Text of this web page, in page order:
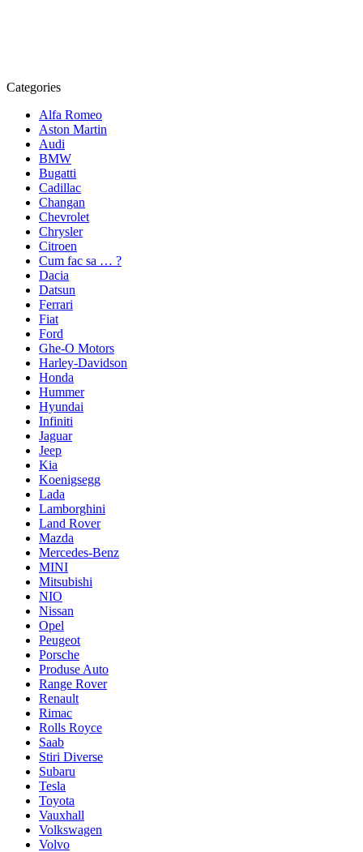
Categories
Alfa Romeo
Aston Martin
Audi
BMW
Bugatti
Cadillac
Changan
Chevrolet
Chrysler
Citroen
Cum fac sa … ?
Dacia
Datsun
Ferrari
Fiat
Ford
Ghe-O Motors
Harley-Davidson
Honda
Hummer
Hyundai
Infiniti
Jaguar
Jeep
Kia
Koenigsegg
Lada
Lamborghini
Land Rover
Mazda
Mercedes-Benz
MINI
Mitsubishi
NIO
Nissan
Opel
Peugeot
Porsche
Produse Auto
Range Rover
Renault
Rimac
Rolls Royce
Saab
Stiri Diverse
Subaru
Tesla
Toyota
Vauxhall
Volkswagen
Volvo